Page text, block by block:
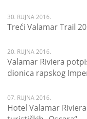
30. RUJNA 2016.
Treći Valamar Trail
20. RUJNA 2016.
Valamar Riviera
dionica rapskog
07. RUJNA 2016.
Hotel Valamar